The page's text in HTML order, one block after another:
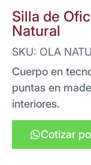
Silla de
Natural
SKU: OLA
Cuerpo en
puntas en
interiores.
Cotizar